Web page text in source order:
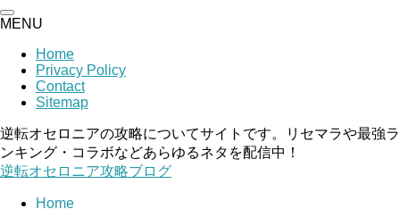
MENU
Home
Privacy Policy
Contact
Sitemap
逆転オセロニアの攻略についてサイトです。リセマラや最強ラ
ンキング・コラボなどあらゆるネタを配信中！
逆転オセロニア攻略ブログ
Home